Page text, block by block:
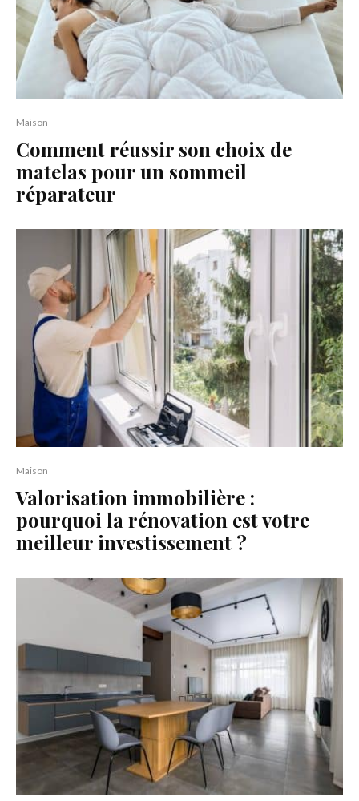
Maison
Comment réussir son choix de
matelas pour un sommeil
réparateur
Maison
Valorisation immobilière :
pourquoi la rénovation est votre
meilleur investissement ?